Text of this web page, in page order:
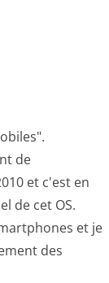
de
et c'est en
de cet OS.
et je
des